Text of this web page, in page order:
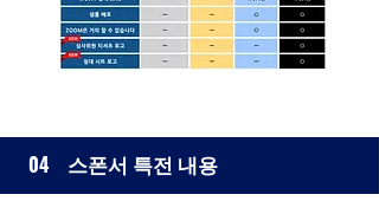
04 스폰서 특전 내용